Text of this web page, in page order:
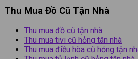
Thu Mua Đồ Cũ Tận Nhà
Thu mua đồ cũ tận nhà
Thu mua tivi cũ hỏng tân nhà
Thu mua điều hòa cũ hỏng tận